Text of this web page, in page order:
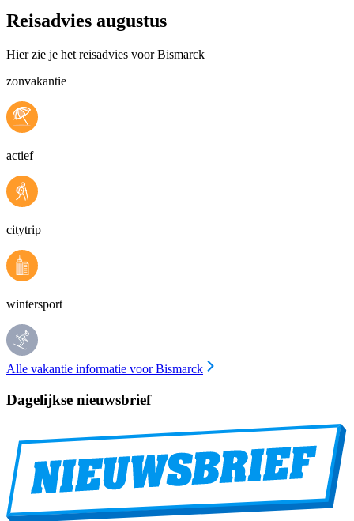
Reisadvies augustus
Hier zie je het reisadvies voor Bismarck
zonvakantie
actief
citytrip
wintersport
Alle vakantie informatie voor Bismarck
Dagelijkse nieuwsbrief